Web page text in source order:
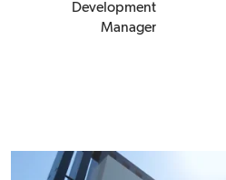
Development
Manager